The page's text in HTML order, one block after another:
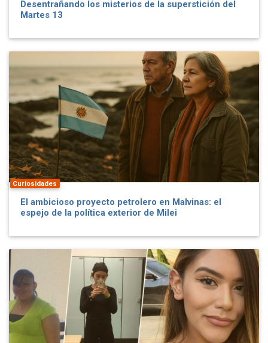
Desentrañando los misterios de la superstición del
Martes 13
Curiosidades
El ambicioso proyecto petrolero en Malvinas: el
espejo de la política exterior de Milei